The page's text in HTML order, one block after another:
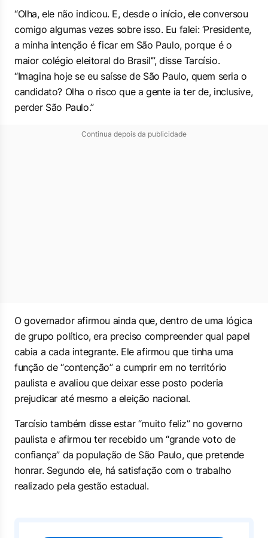
“Olha, ele não indicou. E, desde o início, ele conversou
comigo algumas vezes sobre isso. Eu falei: ‘Presidente,
a minha intenção é ficar em São Paulo, porque é o
maior colégio eleitoral do Brasil’”, disse Tarcísio.
“Imagina hoje se eu saísse de São Paulo, quem seria o
candidato? Olha o risco que a gente ia ter de, inclusive,
perder São Paulo.”
Continua depois da publicidade
O governador afirmou ainda que, dentro de uma lógica
de grupo político, era preciso compreender qual papel
cabia a cada integrante. Ele afirmou que tinha uma
função de “contenção” a cumprir em no território
paulista e avaliou que deixar esse posto poderia
prejudicar até mesmo a eleição nacional.
Tarcísio também disse estar “muito feliz” no governo
paulista e afirmou ter recebido um “grande voto de
confiança” da população de São Paulo, que pretende
honrar. Segundo ele, há satisfação com o trabalho
realizado pela gestão estadual.